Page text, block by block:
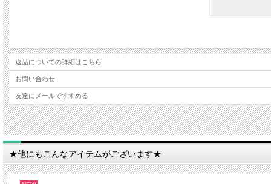
返品についての詳細はこちら
お問い合わせ
友達にメールですすめる
★他にもこんなアイテムがございます★